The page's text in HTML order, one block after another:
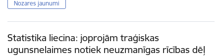
Nozares jaunumi
Statistika liecina: joprojām traģiskas
ugunsnelaimes notiek neuzmanīgas rīcības dēļ